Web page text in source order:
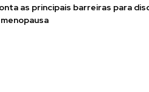
as principais barreiras para